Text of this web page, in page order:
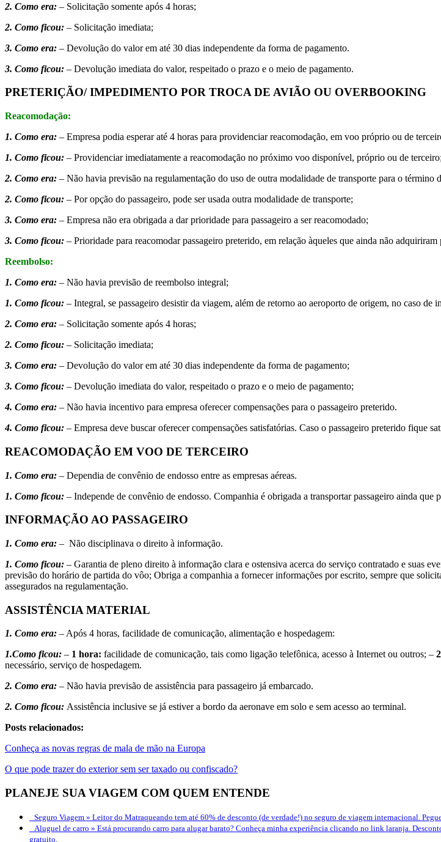
2. Como era: – Solicitação somente após 4 horas;
2. Como ficou: – Solicitação imediata;
3. Como era: – Devolução do valor em até 30 dias independente da forma de pagamento.
3. Como ficou: – Devolução imediata do valor, respeitado o prazo e o meio de pagamento.
PRETERIÇÃO/ IMPEDIMENTO POR TROCA DE AVIÃO OU OVERBOOKING
Reacomodação:
1. Como era: – Empresa podia esperar até 4 horas para providenciar reacomodação, em voo próprio ou de
1. Como ficou: – Providenciar imediatamente a reacomodação no próximo voo disponível, próprio ou de terceiro;
2. Como era: – Não havia previsão na regulamentação do uso de outra modalidade de transporte para o término
2. Como ficou: – Por opção do passageiro, pode ser usada outra modalidade de transporte;
3. Como era: – Empresa não era obrigada a dar prioridade para passageiro a ser reacomodado;
3. Como ficou: – Prioridade para reacomodar passageiro preterido, em relação àqueles que ainda não adquiriram
Reembolso:
1. Como era: – Não havia previsão de reembolso integral;
1. Como ficou: – Integral, se passageiro desistir da viagem, além de retorno ao aeroporto de origem, no caso de
2. Como era: – Solicitação somente após 4 horas;
2. Como ficou: – Solicitação imediata;
3. Como era: – Devolução do valor em até 30 dias independente da forma de pagamento;
3. Como ficou: – Devolução imediata do valor, respeitado o prazo e o meio de pagamento;
4. Como era: – Não havia incentivo para empresa oferecer compensações para o passageiro preterido.
4. Como ficou: – Empresa deve buscar oferecer compensações satisfatórias. Caso o passageiro preterido fique
REACOMODAÇÃO EM VOO DE TERCEIRO
1. Como era: – Dependia de convênio de endosso entre as empresas aéreas.
1. Como ficou: – Independe de convênio de endosso. Companhia é obrigada a transportar passageiro ainda que
INFORMAÇÃO AO PASSAGEIRO
1. Como era: – Não disciplinava o direito à informação.
1. Como ficou: – Garantia de pleno direito à informação clara e ostensiva acerca do serviço contratado e suas
previsão do horário de partida do vôo; Obriga a companhia a fornecer informações por escrito, sempre que
assegurados na regulamentação.
ASSISTÊNCIA MATERIAL
1. Como era: – Após 4 horas, facilidade de comunicação, alimentação e hospedagem:
1.Como ficou: – 1 hora: facilidade de comunicação, tais como ligação telefônica, acesso à Internet ou outros; –
necessário, serviço de hospedagem.
2. Como era: – Não havia previsão de assistência para passageiro já embarcado.
2. Como ficou: Assistência inclusive se já estiver a bordo da aeronave em solo e sem acesso ao terminal.
Posts relacionados:
Conheça as novas regras de mala de mão na Europa
O que pode trazer do exterior sem ser taxado ou confiscado?
PLANEJE SUA VIAGEM COM QUEM ENTENDE
Seguro Viagem » Leitor do Matraqueando tem até 60% de desconto (de verdade!) no seguro de viagem internacional.
Aluguel de carro » Está procurando carro para alugar barato? Conheça minha experiência clicando no link laranja.
gratuito.